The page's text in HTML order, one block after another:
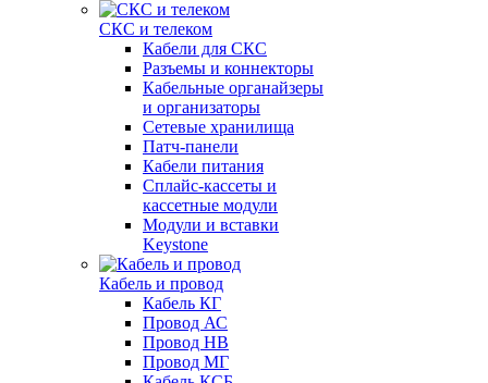
СКС и телеком
Кабели для СКС
Разъемы и коннекторы
Кабельные органайзеры
и организаторы
Сетевые хранилища
Патч-панели
Кабели питания
Сплайс-кассеты и
кассетные модули
Модули и вставки
Keystone
Кабель и провод
Кабель КГ
Провод АС
Провод НВ
Провод МГ